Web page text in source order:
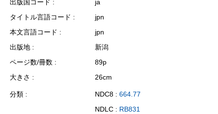
出版国コード
ja
タイトル言語コード
jpn
本文言語コード
jpn
出版地
新潟
ページ数/冊数
89p
大きさ
26cm
分類 NDC8 : 664.77
NDLC : RB831